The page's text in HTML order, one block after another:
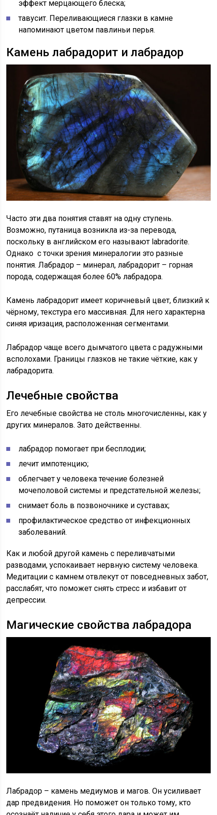
эффект мерцающего блеска;
тавусит. Переливающиеся глазки в камне
напоминают цветом павлиньи перья.
Камень лабрадорит и лабрадор
Часто эти два понятия ставят на одну ступень.
Возможно, путаница возникла из-за перевода,
поскольку в английском его называют labradorite.
Однако с точки зрения минералогии это разные
понятия. Лабрадор – минерал, лабрадорит – горная
порода, содержащая более 60% лабрадора.
Камень лабрадорит имеет коричневый цвет, близкий к
чёрному, текстура его массивная. Для него характерна
синяя иризация, расположенная сегментами.
Лабрадор чаще всего дымчатого цвета с радужными
всполохами. Границы глазков не такие чёткие, как у
лабрадорита.
Лечебные свойства
Его лечебные свойства не столь многочисленны, как у
других минералов. Зато действенны.
лабрадор помогает при бесплодии;
лечит импотенцию;
облегчает у человека течение болезней
мочеполовой системы и предстательной железы;
снимает боль в позвоночнике и суставах;
профилактическое средство от инфекционных
заболеваний.
Как и любой другой камень с переливчатыми
разводами, успокаивает нервную систему человека.
Медитации с камнем отвлекут от повседневных забот,
расслабят, что поможет снять стресс и избавит от
депрессии.
Магические свойства лабрадора
Лабрадор – камень медиумов и магов. Он усиливает
дар предвидения. Но поможет он только тому, кто